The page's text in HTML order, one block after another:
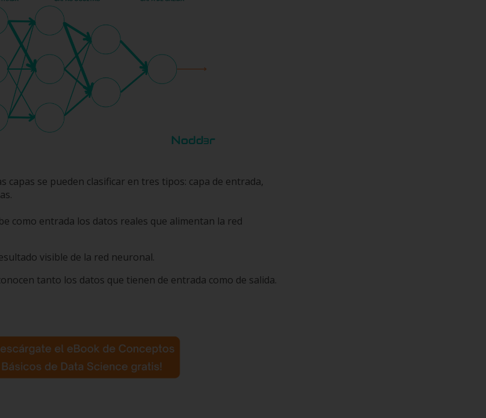
capas se pueden clasificar en tres tipos: capa de entrada,
como entrada los datos reales que alimentan la red
visible de la red neuronal.
tanto los datos que tienen de entrada como de salida.